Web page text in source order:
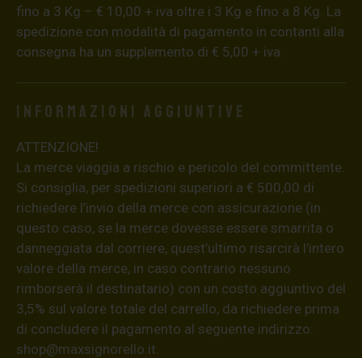
fino a 3 Kg – € 10,00 + iva oltre i 3 Kg e fino a 8 Kg. La
spedizione con modalità di pagamento in contanti alla
consegna ha un supplemento di € 5,00 + iva.
Informazioni aggiuntive
ATTENZIONE!
La merce viaggia a rischio e pericolo del committente.
Si consiglia, per spedizioni superiori a € 500,00 di
richiedere l’invio della merce con assicurazione (in
questo caso, se la merce dovesse essere smarrita o
danneggiata dal corriere, quest’ultimo risarcirà l’intero
valore della merce, in caso contrario nessuno
rimborserà il destinatario) con un costo aggiuntivo del
3,5% sul valore totale del carrello, da richiedere prima
di concludere il pagamento al seguente indirizzo:
shop@maxsignorello.it